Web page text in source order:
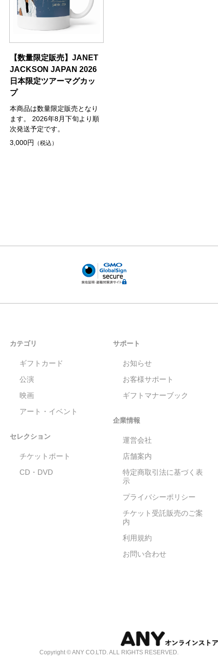
【数量限定販売】JANET
JACKSON JAPAN 2026
日本限定ツアーマグカッ
プ
本商品は数量限定販売となり
ます。 2026年8月下旬より順
次発送予定です。
3,000円
（税込）
カテゴリ
ギフトカード
公演
映画
アート・イベント
セレクション
チケットポート
CD・DVD
サポート
お知らせ
お客様サポート
ギフトマナーブック
企業情報
運営会社
店舗案内
特定商取引法に基づく表
示
プライバシーポリシー
チケット受託販売のご案
内
利用規約
お問い合わせ
Copyright © ANY CO.LTD. ALL RIGHTS RESERVED.